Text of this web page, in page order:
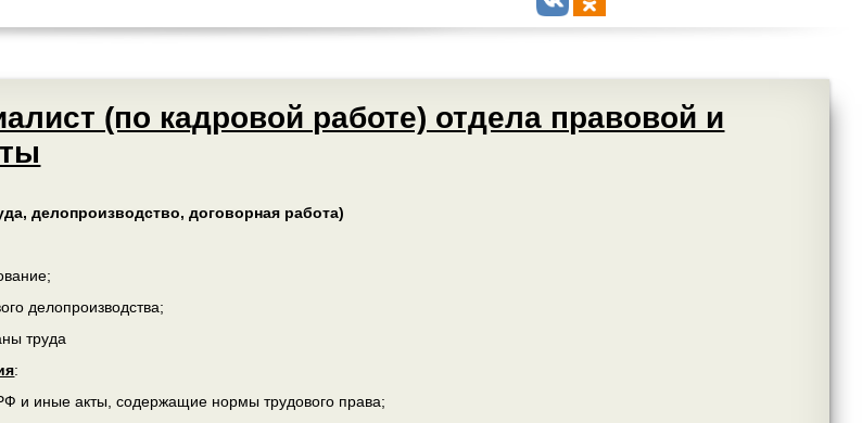
(по кадровой работе) отдела правовой и
делопроизводство, договорная работа)
делопроизводства;
труда
:
и иные акты, содержащие нормы трудового права;